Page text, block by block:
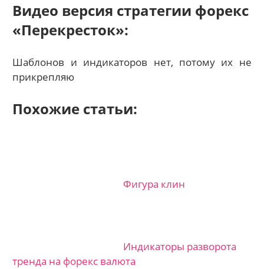
Видео версия стратегии форекс
«Перекресток»:
Шаблонов и индикаторов нет, потому их не
прикрепляю
Похожие статьи:
Фигура клин
Индикаторы разворота
тренда на форекс валюта